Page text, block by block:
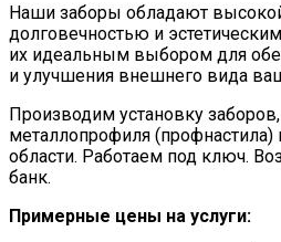
Наши заборы обладают
долговечностью и
их идеальным выбором для
и улучшения внешнего вида
Производим установку
металлопрофиля
области. Работаем под ключ.
банк.
Примерные цены на услуги: